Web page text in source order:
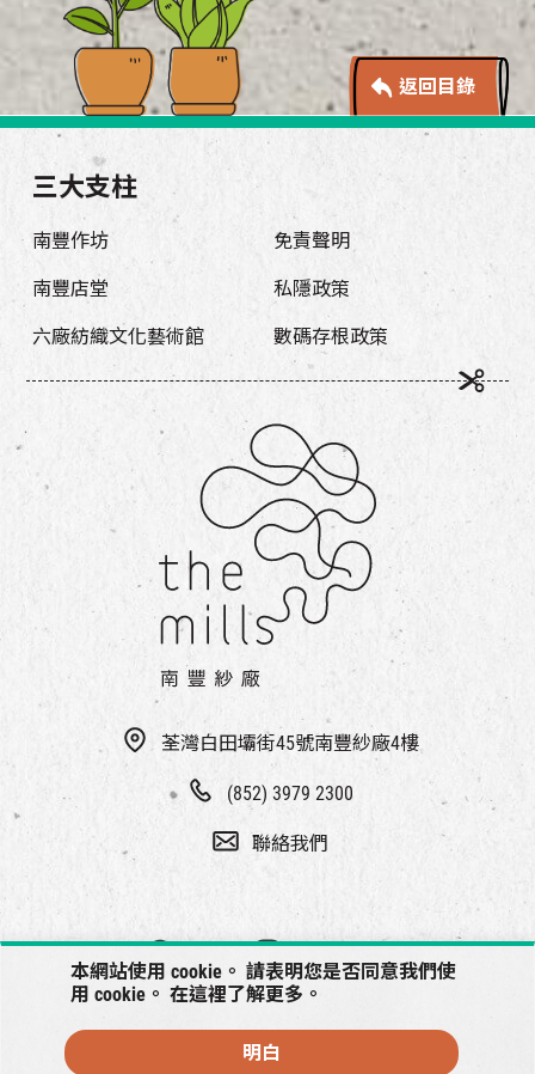
本網站使用 cookie。 請表明您是否同意我們使
用 cookie。 在這裡了解更多。
明白
返回目錄
荃灣白田壩街45號南豐紗廠4樓
(852) 3979 2300
聯絡我們
三大支柱
南豐作坊
南豐店堂
六廠紡織文化藝術館
免責聲明
私隱政策
數碼存根政策